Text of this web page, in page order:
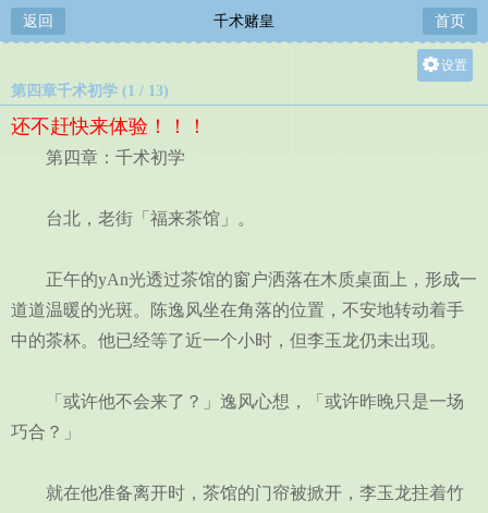
返回 千术赌皇 首页
设置
第四章千术初学 (1 / 13)
还不赶快来体验！！！
第四章：千术初学
台北，老街「福来茶馆」。
正午的yAn光透过茶馆的窗户洒落在木质桌面上，形成一
道道温暖的光斑。陈逸风坐在角落的位置，不安地转动着手
中的茶杯。他已经等了近一个小时，但李玉龙仍未出现。
「或许他不会来了？」逸风心想，「或许昨晚只是一场
巧合？」
就在他准备离开时，茶馆的门帘被掀开，李玉龙拄着竹